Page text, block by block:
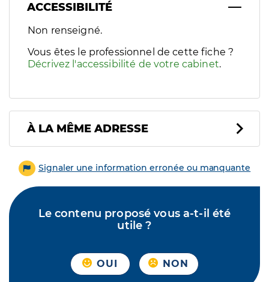
ACCESSIBILITÉ
Filtres
Sélectionnez un ou plusieurs handicaps/besoins
Non renseigné.
Vous êtes le professionnel de cette fiche ?
Décrivez l'accessibilité de votre cabinet.
À LA MÊME ADRESSE
Signaler une information erronée ou manquante
Le contenu proposé vous a-t-il été
utile ?
OUI NON